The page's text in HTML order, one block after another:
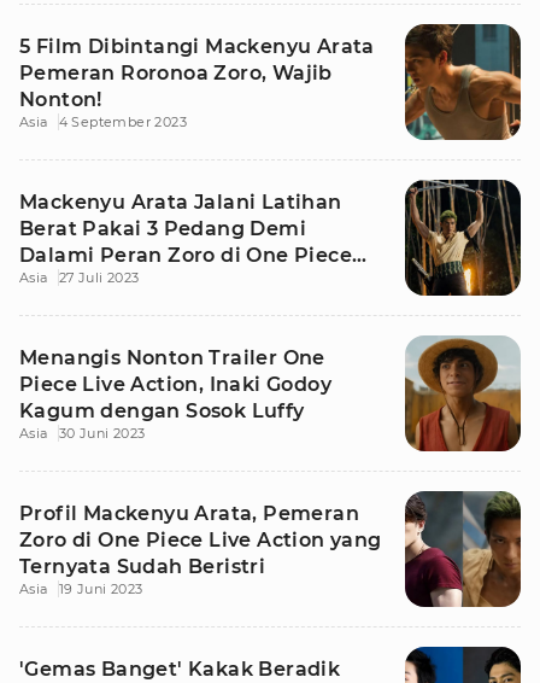
5 Film Dibintangi Mackenyu Arata
Pemeran Roronoa Zoro, Wajib
Nonton!
Asia 4 September 2023
Mackenyu Arata Jalani Latihan
Berat Pakai 3 Pedang Demi
Dalami Peran Zoro di One Piece
Live Action
Asia 27 Juli 2023
Menangis Nonton Trailer One
Piece Live Action, Inaki Godoy
Kagum dengan Sosok Luffy
Asia 30 Juni 2023
Profil Mackenyu Arata, Pemeran
Zoro di One Piece Live Action yang
Ternyata Sudah Beristri
Asia 19 Juni 2023
'Gemas Banget' Kakak Beradik